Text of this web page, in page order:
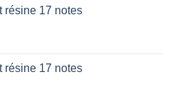
résine 17 notes
résine 17 notes